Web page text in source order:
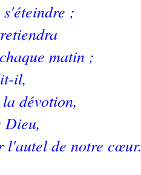
;
matin ;
il,
dévotion,
Dieu,
de notre cœur.